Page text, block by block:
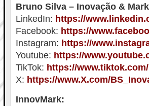
Bruno Silva – Inovação &
LinkedIn: https://
Facebook: https://
Instagram: https://
Youtube: https://
TikTok: https://
X: https://www.X.com/
InnovMark: